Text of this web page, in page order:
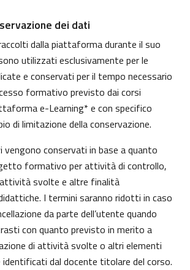
dei dati
dalla piattaforma durante il suo
utilizzati esclusivamente per le
e conservati per il tempo necessario
formativo previsto dai corsi
e-Learning* e con specifico
di limitazione della conservazione.
vengono conservati in base a quanto
formativo per attività di controllo,
svolte e altre finalità
I termini saranno ridotti in caso
da parte dell’utente quando
con quanto previsto in merito a
di attività svolte o altri elementi
dal docente titolare del corso.